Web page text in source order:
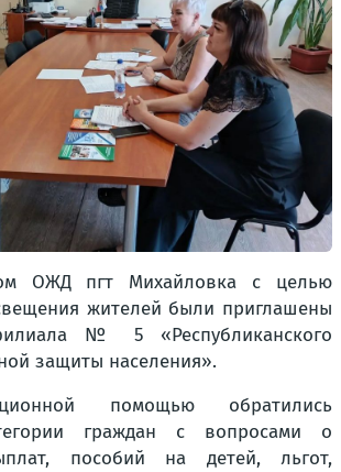
ОЖД пгт Михайловка с целью
жителей были приглашены
№ 5 «Республиканского
защиты населения».
помощью обратились
граждан с вопросами о
пособий на детей, льгот,